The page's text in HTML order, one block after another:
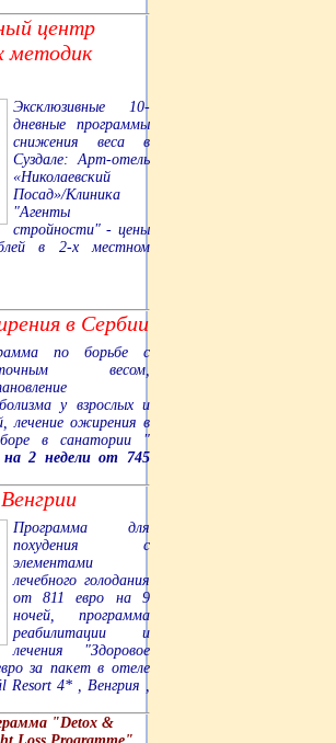
центр
методик
Эксклюзивные 10-
дневные программы
снижения веса в
Суздале: Арт-отель
«Николаевский
Посад»/Клиника
"Агенты
стройности" - цены
в 2-х местном
в Сербии
по борьбе с
весом,
у взрослых и
лечение ожирения в
в санатории "
2 недели от 745
Программа для
похудения с
элементами
лечебного голодания
от 811 евро на 9
ночей, программа
реабилитации и
лечения "Здоровое
за пакет в отеле
Resort 4* , Венгрия ,
"Detox &